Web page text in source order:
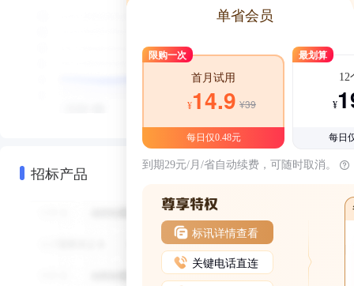
招标产品
单省会员
限购一次
首月试用
¥14.9 ¥39
每日仅0.48元
最划算
12
¥
每日
到期29元/月/省自动续费，可随时取消。
标讯详情查看
关键电话直连